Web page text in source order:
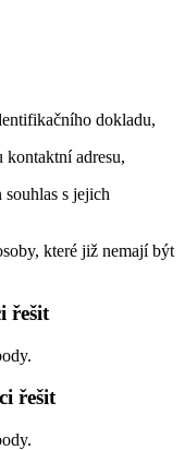
dokladu,
kontaktní adresu,
s jejich
které již nemají být
řešit
řešit